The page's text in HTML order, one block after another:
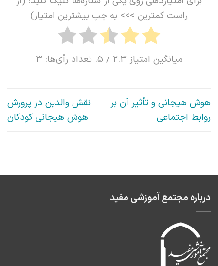
راست کمترین >>> به چپ بیشترین امتیاز)
میانگین امتیاز 2.3 / 5. تعداد رأی‌ها: 3
هوش هیجانی و تأثیر آن بر
روابط اجتماعی
نقش والدین در پرورش
هوش هیجانی کودکان
درباره مجتمع آموزشی مفید